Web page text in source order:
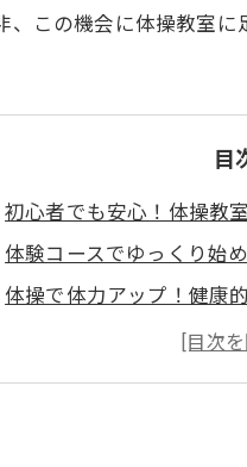
この機会に体操教室に
目
初心者でも安心！体操教
体験コースでゆっくり始
体操で体力アップ！健康
仲間と一緒に楽しめる体
レベルアップも目指せる